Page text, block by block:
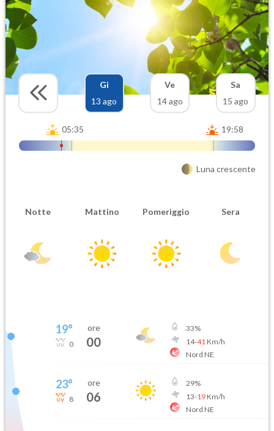
Gi
13 ago
Ve
14 ago
Sa
15 ago
05:35 19:58
Luna crescente
Notte Mattino Pomeriggio Sera
19°
0
ore
00
33%
14-41 Km/h
Nord NE
23°
8
ore
06
29%
13-19Km/h
Nord NE